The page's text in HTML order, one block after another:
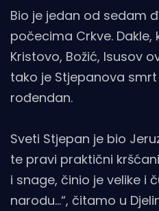
Bio je jedan od sedam
počecima Crkve.
Kristovo, Božić, Isusov
tako je Stjepanova
rođendan.
Sveti Stjepan je bio
te pravi praktični
i snage, činio je velike i
narodu…“, čitamo u